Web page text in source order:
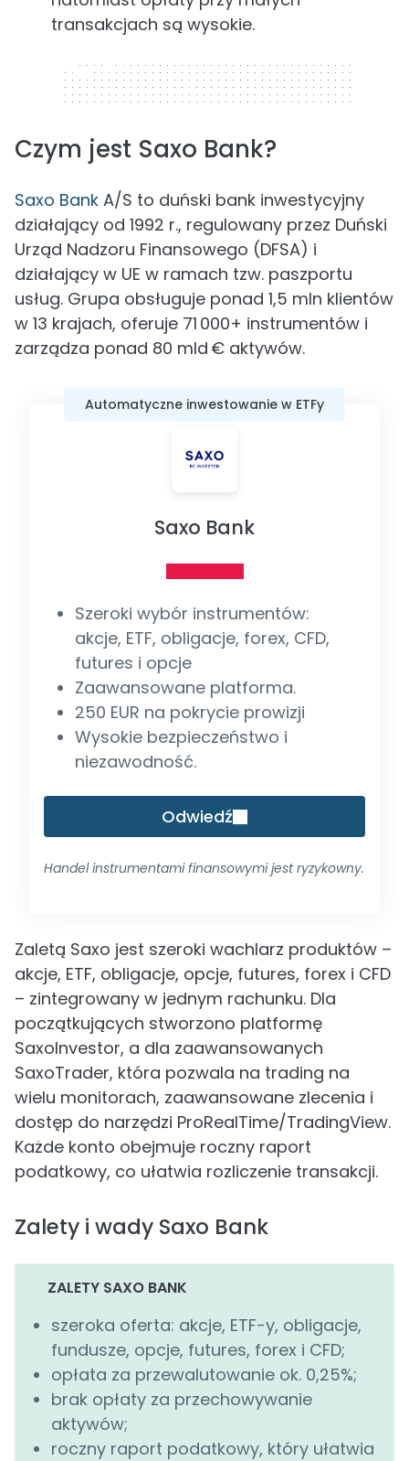
transakcjach są wysokie.
320 x 50
Czym jest Saxo Bank?
Saxo Bank A/S to duński bank inwestycyjny
działający od 1992 r., regulowany przez Duński
Urząd Nadzoru Finansowego (DFSA) i
działający w UE w ramach tzw. paszportu
usług. Grupa obsługuje ponad 1,5 mln klientów
w 13 krajach, oferuje 71 000+ instrumentów i
zarządza ponad 80 mld € aktywów.
Automatyczne inwestowanie w ETFy
Saxo Bank
Szeroki wybór instrumentów:
akcje, ETF, obligacje, forex, CFD,
futures i opcje
Zaawansowane platforma.
250 EUR na pokrycie prowizji
Wysokie bezpieczeństwo i
niezawodność.
Odwiedź
Handel instrumentami finansowymi jest ryzykowny.
Zaletą Saxo jest szeroki wachlarz produktów –
akcje, ETF, obligacje, opcje, futures, forex i CFD
– zintegrowany w jednym rachunku. Dla
początkujących stworzono platformę
SaxoInvestor, a dla zaawansowanych
SaxoTrader, która pozwala na trading na
wielu monitorach, zaawansowane zlecenia i
dostęp do narzędzi ProRealTime/TradingView.
Każde konto obejmuje roczny raport
podatkowy, co ułatwia rozliczenie transakcji.
Zalety i wady Saxo Bank
ZALETY SAXO BANK
szeroka oferta: akcje, ETF-y, obligacje,
fundusze, opcje, futures, forex i CFD;
opłata za przewalutowanie ok. 0,25%;
brak opłaty za przechowywanie
aktywów;
roczny raport podatkowy, który ułatwia